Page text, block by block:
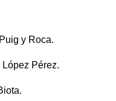
y Roca.
Pérez.